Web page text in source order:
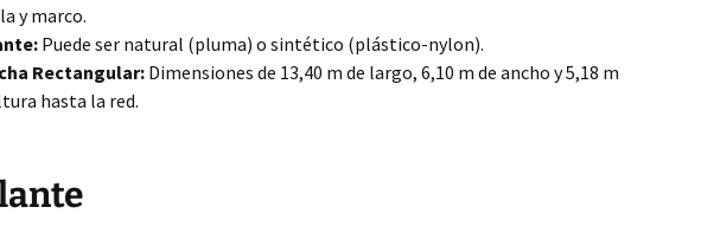
y marco.
Puede ser natural (pluma) o sintético (plástico-nylon).
Rectangular: Dimensiones de 13,40 m de largo, 6,10 m de ancho y 5,18 m
hasta la red.